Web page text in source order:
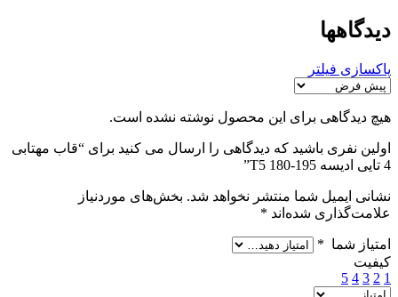
دیدگاهها
پاکسازی فیلتر
هیچ دیدگاهی برای این محصول نوشته نشده است.
اولین نفری باشید که دیدگاهی را ارسال می کنید برای “قاب مهتابی
4 تایی ادیسه T5 180-195”
نشانی ایمیل شما منتشر نخواهد شد. بخش‌های موردنیاز
علامت‌گذاری شده‌اند *
امتیاز شما *
کیفیت
1
2
3
4
5